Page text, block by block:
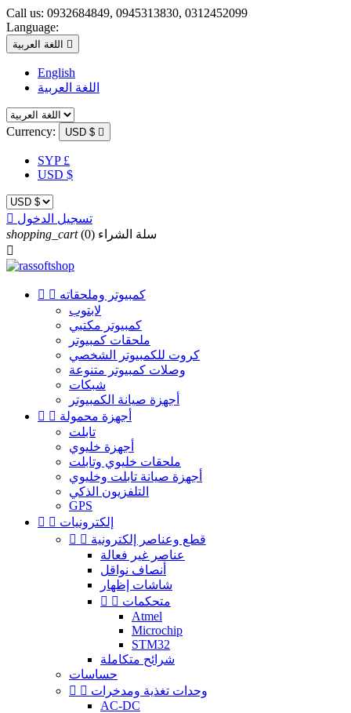
Call us: 0932684849, 0945313830, 0312452099
Language:
اللغة العربية 
English
اللغة العربية
Currency: USD $ 
SYP £
USD $
 تسجيل الدخول
shopping_cart
سلة الشراء (0)

  كمبيوتر وملحقاته
لابتوب
كمبيوتر مكتبي
ملحقات كمبيوتر
كروت للكمبيوتر الشخصي
وصلات كمبيوتر متنوعة
شبكات
أجهزة صيانة الكمبيوتر
  أجهزة محمولة
تابلت
أجهزة خليوي
ملحقات خليوي وتابلت
أجهزة صيانة تابلت وخليوي
التلفزيون الذكي
GPS
  إلكترونيات
  قطع وعناصر إلكترونية
عناصر غير فعالة
أنصاف نواقل
شاشات إظهار
  متحكمات
Atmel
Microchip
STM32
شرائح متكاملة
حساسات
  وحدات تغذية ومدخرات
AC-DC